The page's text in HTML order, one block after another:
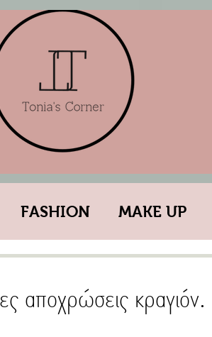
FASHION MAKE UP
αποχρώσεις κραγιόν.